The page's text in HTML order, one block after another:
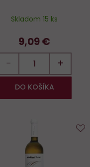
Skladom 15 ks
9,09 €
− +
DO KOŠÍKA